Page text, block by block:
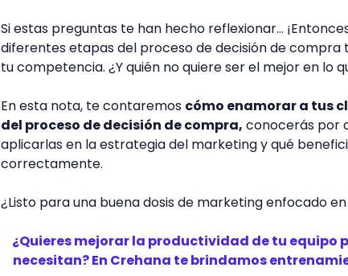
Si estas preguntas te han hecho reflexionar…
diferentes etapas del proceso de decisión de
tu competencia. ¿Y quién no quiere ser el mejor en lo
En esta nota, te contaremos cómo enamorar a tus
del proceso de decisión de compra, conocerás por
aplicarlas en la estrategia del marketing y qué
correctamente.
¿Listo para una buena dosis de marketing enfocado
¿Quieres mejorar la productividad de tu equipo
necesitan? En Crehana te brindamos